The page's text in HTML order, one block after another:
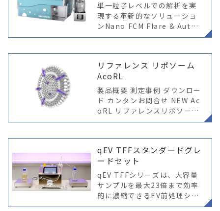
単一粒子レベルでの解析を実
現する革新的なソリューショ
ンNano FCM Flare & Auto2
0 新登場 単一粒子レベルでの
ューション NanoFCM Flare
リファレンス リポソーム
AcoRL
製品概要 測定事例 ダウンロー
ド カンタンお問合せ NEW Ac
oRL リファレンスリポソーム
でナノ粒子検出を最適化 Aco
は、細胞外小胞（EVs）やLN
Pなどのナノ粒子解
qEV TFFスタンダードグレ
ードセット
qEV TFFシリーズは、大容量
サンプルを最大23倍まで効率
的に濃縮できるEV前処理シス
テムです。